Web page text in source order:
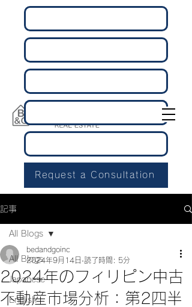
Request a Consultation
記事
All Blogs
Japanese
English
All Blogs
2024年のフィリピン中古
不動産市場分析：第2四半
bedandgoinc
2024年9月14日 読了時間: 5分